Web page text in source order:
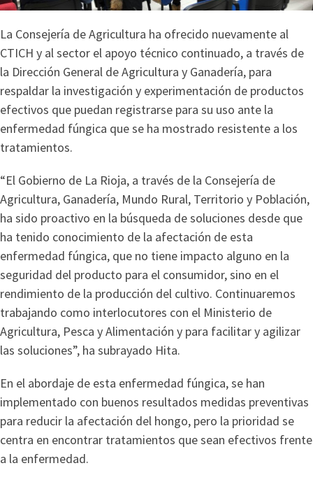
La Consejería de Agricultura ha ofrecido nuevamente al
CTICH y al sector el apoyo técnico continuado, a través de
la Dirección General de Agricultura y Ganadería, para
respaldar la investigación y experimentación de productos
efectivos que puedan registrarse para su uso ante la
enfermedad fúngica que se ha mostrado resistente a los
tratamientos.
“El Gobierno de La Rioja, a través de la Consejería de
Agricultura, Ganadería, Mundo Rural, Territorio y Población,
ha sido proactivo en la búsqueda de soluciones desde que
ha tenido conocimiento de la afectación de esta
enfermedad fúngica, que no tiene impacto alguno en la
seguridad del producto para el consumidor, sino en el
rendimiento de la producción del cultivo. Continuaremos
trabajando como interlocutores con el Ministerio de
Agricultura, Pesca y Alimentación y para facilitar y agilizar
las soluciones”, ha subrayado Hita.
En el abordaje de esta enfermedad fúngica, se han
implementado con buenos resultados medidas preventivas
para reducir la afectación del hongo, pero la prioridad se
centra en encontrar tratamientos que sean efectivos frente
a la enfermedad.